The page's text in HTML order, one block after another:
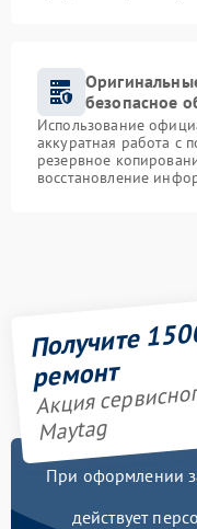
безопасное
Использование
аккуратная работа с
резервное
восстановление
Получите
ремонт
Акция
Maytag
При оформлении
действует